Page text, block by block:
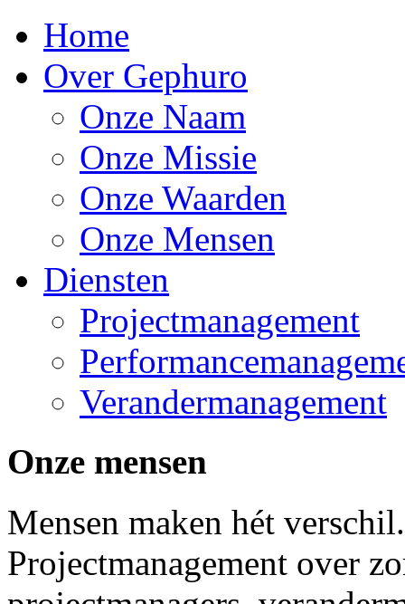
Home
Over Gephuro
Onze Naam
Onze Missie
Onze Waarden
Onze Mensen
Diensten
Projectmanagement
Verandermanagement
Onze mensen
Mensen maken hét
Projectmanagement over